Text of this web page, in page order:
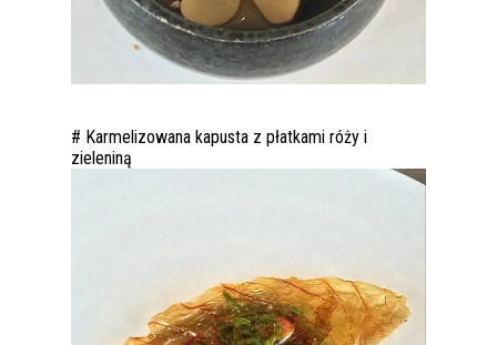
# Karmelizowana kapusta z płatkami róży i
zieleniną